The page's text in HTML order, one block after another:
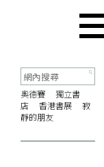
奧德賽
獨立書
店
香港書展
寂
靜的朋友